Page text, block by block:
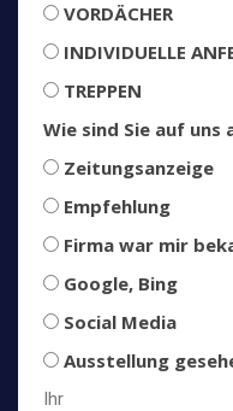
VORDÄCHER
INDIVIDUELLE
TREPPEN
Wie sind Sie auf
Zeitungsanzeige
Empfehlung
Firma war mir
Google, Bing
Social Media
Ausstellung